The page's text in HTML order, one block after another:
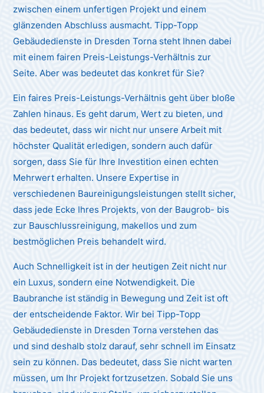
zwischen einem unfertigen Projekt und einem
glänzenden Abschluss ausmacht. Tipp-Topp
Gebäudedienste in Dresden Torna steht Ihnen dabei
mit einem fairen Preis-Leistungs-Verhältnis zur
Seite. Aber was bedeutet das konkret für Sie?
Ein faires Preis-Leistungs-Verhältnis geht über bloße
Zahlen hinaus. Es geht darum, Wert zu bieten, und
das bedeutet, dass wir nicht nur unsere Arbeit mit
höchster Qualität erledigen, sondern auch dafür
sorgen, dass Sie für Ihre Investition einen echten
Mehrwert erhalten. Unsere Expertise in
verschiedenen Baureinigungsleistungen stellt sicher,
dass jede Ecke Ihres Projekts, von der Baugrob- bis
zur Bauschlussreinigung, makellos und zum
bestmöglichen Preis behandelt wird.
Auch Schnelligkeit ist in der heutigen Zeit nicht nur
ein Luxus, sondern eine Notwendigkeit. Die
Baubranche ist ständig in Bewegung und Zeit ist oft
der entscheidende Faktor. Wir bei Tipp-Topp
Gebäudedienste in Dresden Torna verstehen das
und sind deshalb stolz darauf, sehr schnell im Einsatz
sein zu können. Das bedeutet, dass Sie nicht warten
müssen, um Ihr Projekt fortzusetzen. Sobald Sie uns